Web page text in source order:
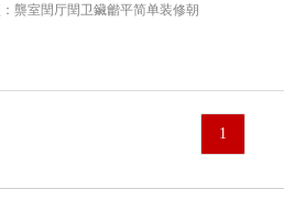
龒室閏厅閏卫鑶龤平简单装修朝
1